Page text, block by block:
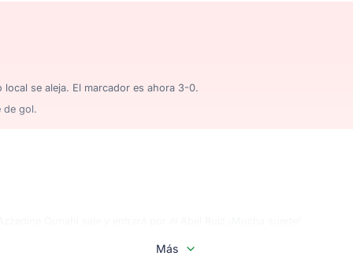
se aleja. El marcador es ahora 3-0.
de gol.
Más